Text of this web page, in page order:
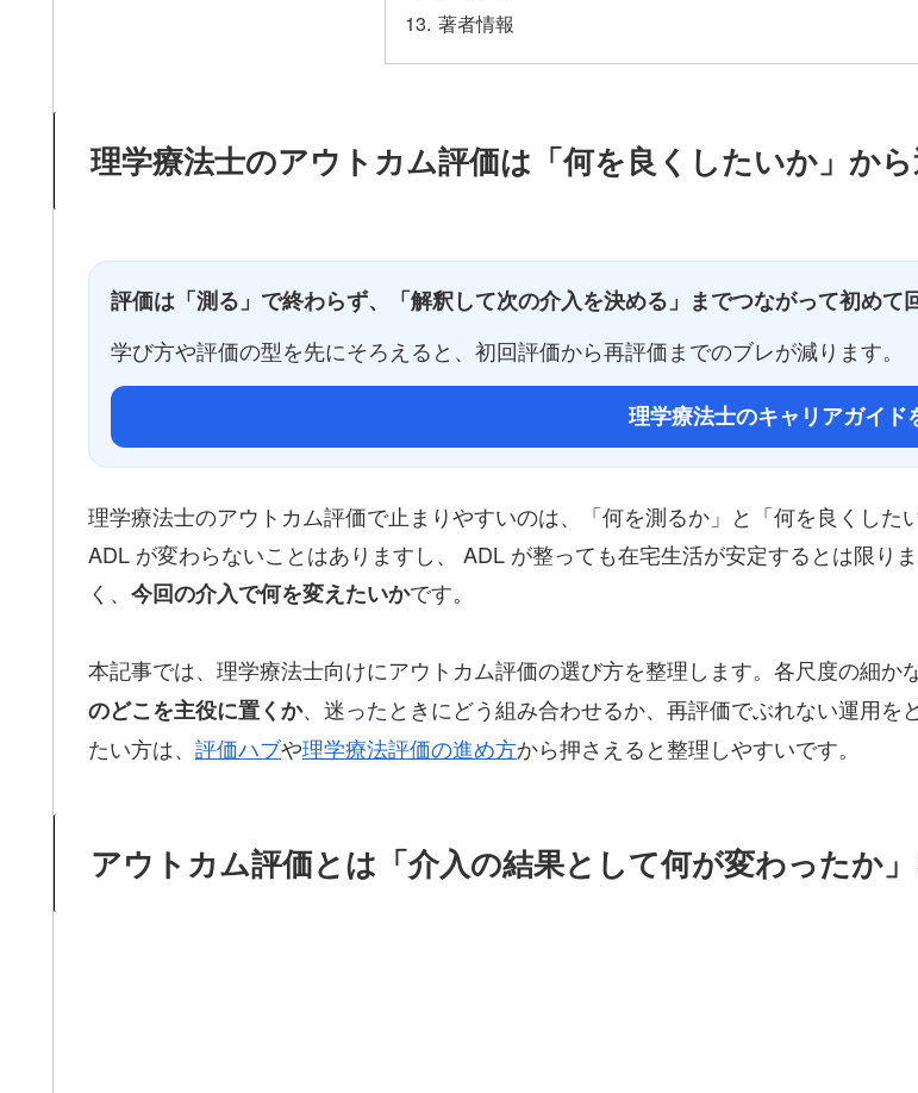
著者情報
理学療法士のアウトカム評価は「何を良くしたいか」か
評価は「測る」で終わらず、「解釈して次の介入を決める」までつながって初めて
学び方や評価の型を先にそろえると、初回評価から再評価までのブレが減ります。
理学療法士のキャリアガイド
理学療法士のアウトカム評価で止まりやすいのは、「何を測るか」と「何を良くし
ADL が変わらないことはありますし、 ADL が整っても在宅生活が安定するとは限り
く、 今回の介入で何を変えたいかです。
本記事では、理学療法士向けにアウトカム評価の選び方を整理します。各尺度の細か
のどこを主役に置くか、迷ったときにどう組み合わせるか、再評価でぶれない運用
たい方は、 評価ハブや理学療法評価の進め方から押さえると整理しやすいです。
アウトカム評価とは「介入の結果として何が変わったか